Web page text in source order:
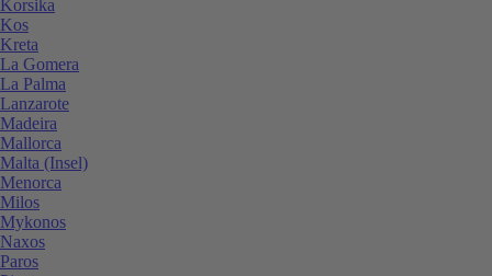
Korsika
Kos
Kreta
La Gomera
La Palma
Lanzarote
Madeira
Mallorca
Malta (Insel)
Menorca
Milos
Mykonos
Naxos
Paros